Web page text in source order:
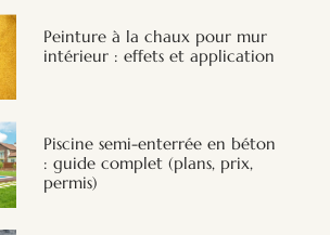
Peinture à la chaux pour mur
intérieur : effets et application
Piscine semi-enterrée en béton
: guide complet (plans, prix,
permis)